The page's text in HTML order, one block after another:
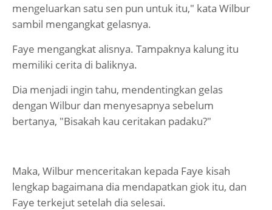
mengeluarkan satu sen pun untuk itu," kata Wilbur
sambil mengangkat gelasnya.
Faye mengangkat alisnya. Tampaknya kalung itu
memiliki cerita di baliknya.
Dia menjadi ingin tahu, mendentingkan gelas
dengan Wilbur dan menyesapnya sebelum
bertanya, "Bisakah kau ceritakan padaku?"
Maka, Wilbur menceritakan kepada Faye kisah
lengkap bagaimana dia mendapatkan giok itu, dan
Faye terkejut setelah dia selesai.